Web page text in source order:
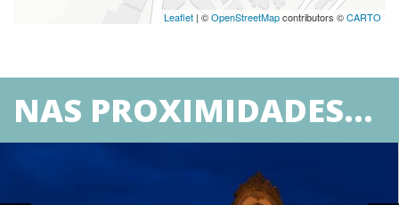
Leaflet | ©OpenStreetMapcontributors ©CARTO
NAS PROXIMIDADES...